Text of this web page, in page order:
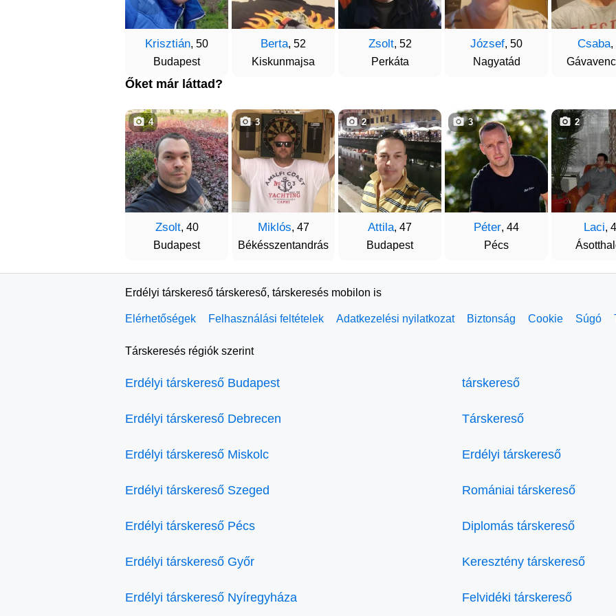
Krisztián, 50
Budapest
Berta, 52
Kiskunmajsa
Zsolt, 52
Perkáta
József, 50
Nagyatád
Csaba,
Őket már láttad?
Zsolt, 40
Budapest
4
Miklós, 47
Békésszentandrás
3
Attila, 47
Budapest
2
Péter, 44
Pécs
3
Laci,
2
Erdélyi társkereső társkereső, társkeresés mobilon is
Elérhetőségek Felhasználási feltételek Adatkezelési nyilatkozat Biztonság Cookie Súgó
Társkeresés régiók szerint
Erdélyi társkereső Budapest
Erdélyi társkereső Debrecen
Erdélyi társkereső Miskolc
Erdélyi társkereső Szeged
Erdélyi társkereső Pécs
Erdélyi társkereső Győr
Erdélyi társkereső Nyíregyháza
társkereső
Társkereső
Erdélyi társkereső
Romániai társkereső
Diplomás társkereső
Keresztény társkereső
Felvidéki társkereső